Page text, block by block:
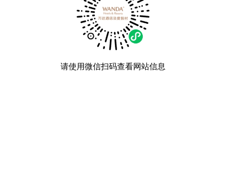
请使用微信扫码查看网站信息